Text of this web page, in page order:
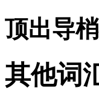
顶出导
其他词